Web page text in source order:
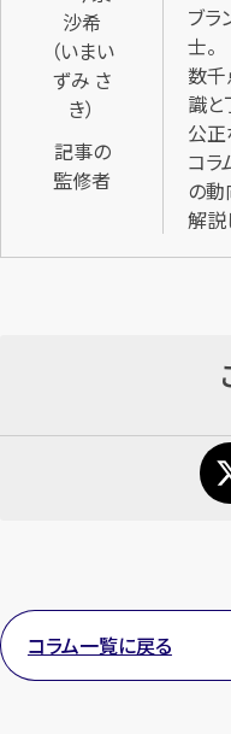
記事の
監修者
ブラ
士。
数千
識と
公正
コラ
の動
解説
コラム一覧に戻る